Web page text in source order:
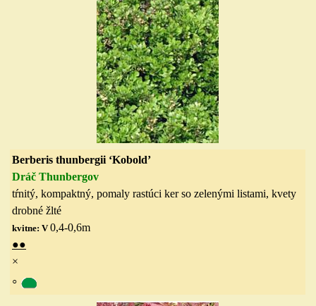
Berberis thunbergii ‘Kobold’
Dráč Thunbergov
tŕnitý, kompaktný, pomaly rastúci ker so zelenými listami, kvety
drobné žlté
kvitne: V0,4-0,6m
●●
×
◦